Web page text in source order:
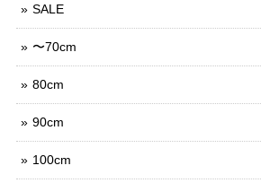
SALE
〜70cm
80cm
90cm
100cm